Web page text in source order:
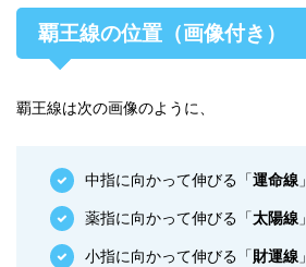
覇王線の位置（画像付き）
覇王線は次の画像のように、
中指に向かって伸びる「運命線」
薬指に向かって伸びる「太陽線」
小指に向かって伸びる「財運線」